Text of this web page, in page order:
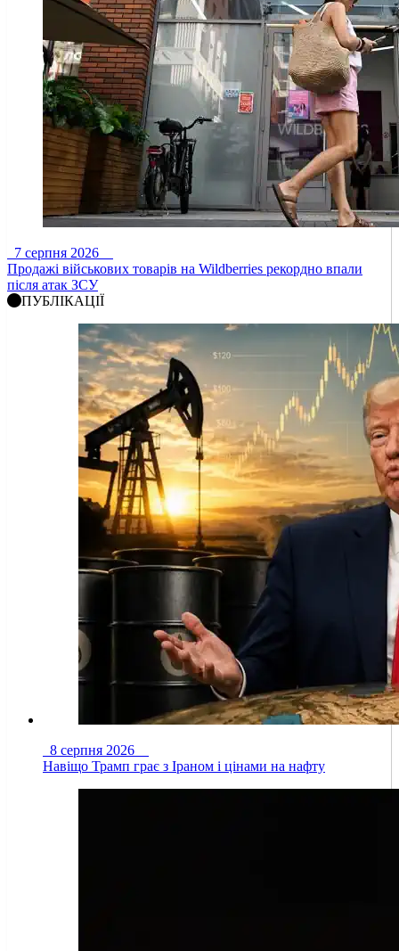
7 серпня 2026
Продажі військових товарів на Wildberries рекордно впали
після атак ЗСУ
ПУБЛІКАЦІЇ
8 серпня 2026
Навіщо Трамп грає з Іраном і цінами на нафту